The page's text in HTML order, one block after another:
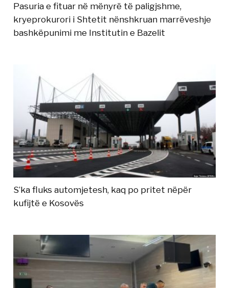
Pasuria e fituar në mënyrë të paligjshme,
kryeprokurori i Shtetit nënshkruan marrëveshje
bashkëpunimi me Institutin e Bazelit
S’ka fluks automjetesh, kaq po pritet nëpër
kufijtë e Kosovës